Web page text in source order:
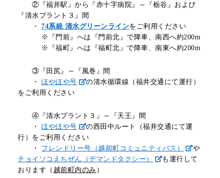
②『福井駅』から『赤十字病院』～『栃谷』および
『清水プラント３』間
・74系統 清水グリーンラインをご利用ください
※『門前』へは『門前北』で降車、南西へ約200m
※『福町』へは『福町北』で降車、南東へ約200m
③『田尻』～『風巻』間
・ほやほや号
の清水循環線（福井交通にて運行）
をご利用ください
④『清水プラント３』～『天王』間
・ほやほや号
の西田中ルート（福井交通にて運
行）をご利用ください
・ フレンドリー号（越前町コミュニティバス）
や
チョイソコえちぜん（デマンドタクシー）
も運行して
おります（ 越前町内のみ ）